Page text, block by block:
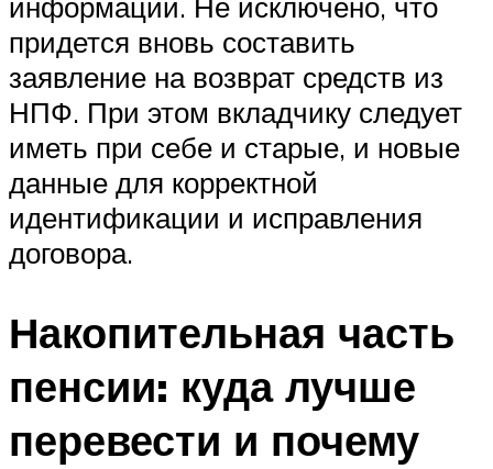
информации. Не исключено, что
придется вновь составить
заявление на возврат средств из
НПФ. При этом вкладчику следует
иметь при себе и старые, и новые
данные для корректной
идентификации и исправления
договора.
Накопительная часть
пенсии: куда лучше
перевести и почему